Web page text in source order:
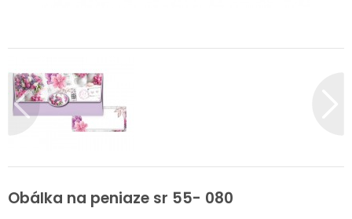
Obálka na peniaze sr 55- 080